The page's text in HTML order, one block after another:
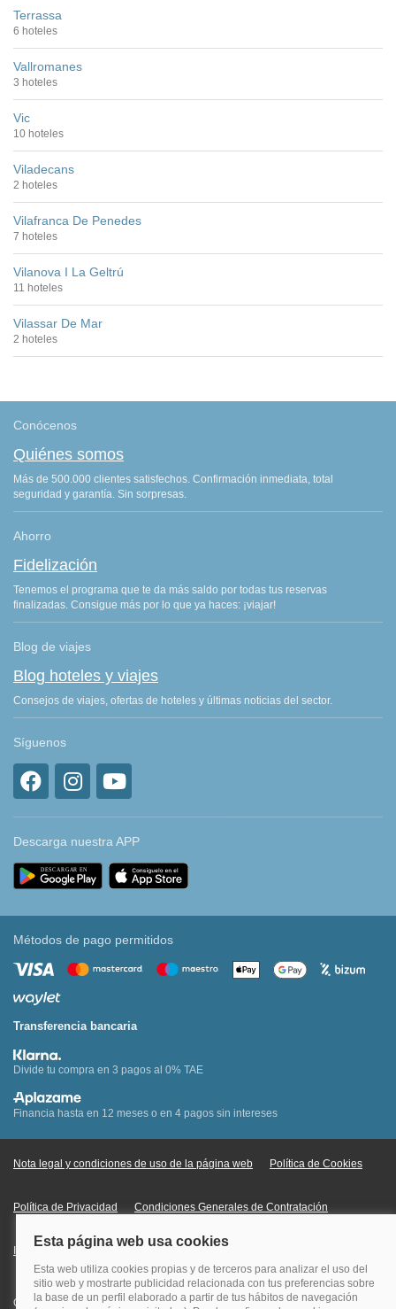
Terrassa
6 hoteles
Vallromanes
3 hoteles
Vic
10 hoteles
Viladecans
2 hoteles
Vilafranca De Penedes
7 hoteles
Vilanova I La Geltrú
11 hoteles
Vilassar De Mar
2 hoteles
Conócenos
Quiénes somos
Más de 500.000 clientes satisfechos. Confirmación inmediata, total
seguridad y garantía. Sin sorpresas.
Ahorro
Fidelización
Tenemos el programa que te da más saldo por todas tus reservas
finalizadas. Consigue más por lo que ya haces: ¡viajar!
Blog de viajes
Blog hoteles y viajes
Consejos de viajes, ofertas de hoteles y últimas noticias del sector.
Síguenos
Descarga nuestra APP
Métodos de pago permitidos
Transferencia bancaria
Divide tu compra en 3 pagos al 0% TAE
Financia hasta en 12 meses o en 4 pagos sin intereses
Nota legal y condiciones de uso de la página web Política de Cookies
Política de Privacidad Condiciones Generales de Contratación
Información Legal sobre Mercados en Línea
Quehoteles.com - Especialistas en hoteles © Copyright Veturis Travel S.A.